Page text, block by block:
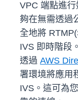
VPC 端點進
夠在無需透過
全地將
IVS 即時階段
透過 AWS
署環境將應用
IVS。這可為